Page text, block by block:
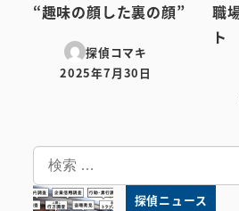
“趣味の顔した裏の顔”
探偵コマキ
投稿日
2025年7月30日
職
ト
索
探偵ニュース